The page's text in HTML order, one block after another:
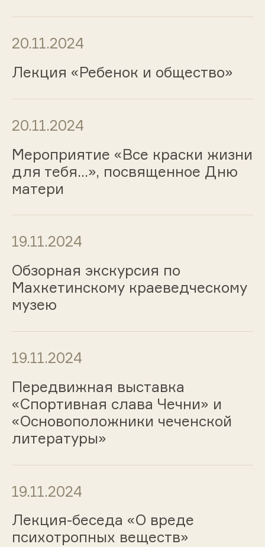
20.11.2024
Лекция «Ребенок и общество»
20.11.2024
Мероприятие «Все краски жизни
для тебя…», посвященное Дню
матери
19.11.2024
Обзорная экскурсия по
Махкетинскому краеведческому
музею
19.11.2024
Передвижная выставка
«Спортивная слава Чечни» и
«Основоположники чеченской
литературы»
19.11.2024
Лекция-беседа «О вреде
психотропных веществ»